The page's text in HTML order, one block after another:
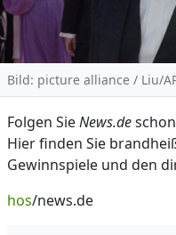
Bild: picture alliance / Liu/
Folgen SieNews.de
Hier finden Sie
Gewinnspiele und den
hos/news.de